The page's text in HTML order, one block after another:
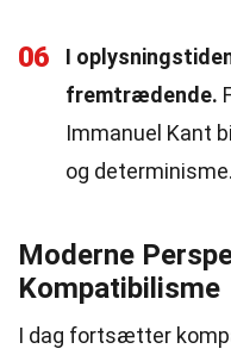
06
I
fremtrædende.
Immanuel Kant
og determinisme.
Moderne
Kompatibilisme
I dag fortsætter